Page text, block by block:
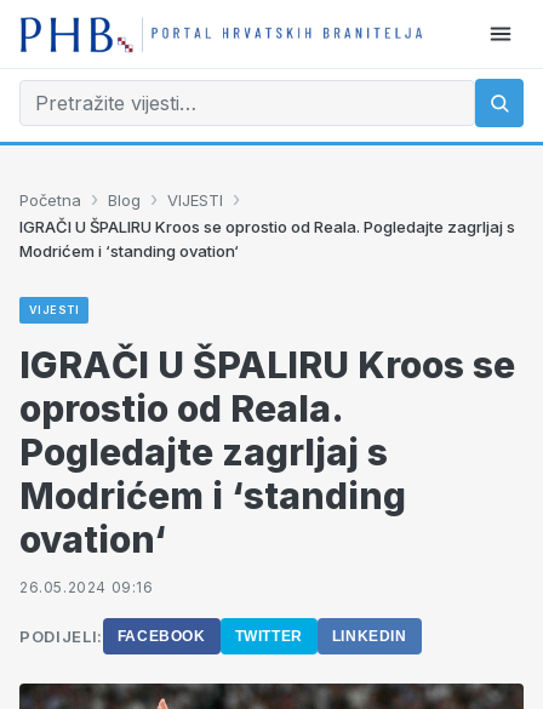
Početna › Blog › VIJESTI ›
IGRAČI U ŠPALIRU Kroos se oprostio od Reala. Pogledajte zagrljaj s
Modrićem i ‘standing ovation‘
VIJESTI
IGRAČI U ŠPALIRU Kroos se
oprostio od Reala.
Pogledajte zagrljaj s
Modrićem i ‘standing
ovation‘
26.05.2024 09:16
PODIJELI: FACEBOOK TWITTER LINKEDIN